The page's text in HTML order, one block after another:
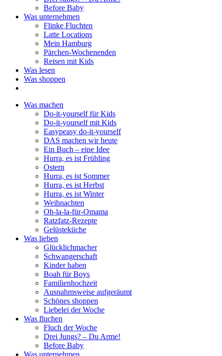
Before Baby
Was unternehmen
Flinke Fluchten
Latte Locations
Mein Hamburg
Pärchen-Wochenenden
Reisen mit Kids
Was lesen
Was shoppen
Was machen
Do-it-yourself für Kids
Do-it-yourself mit Kids
Easypeasy do-it-yourself
DAS machen wir heute
Ein Buch – eine Idee
Hurra, es ist Frühling
Ostern
Hurra, es ist Sommer
Hurra, es ist Herbst
Hurra, es ist Winter
Weihnachten
Oh-la-la-für-Omama
Ratzfatz-Rezepte
Gelüsteküche
Was lieben
Glücklichmacher
Schwangerschaft
Kinder haben
Boah für Boys
Familienhochzeit
Ausnahmsweise aufgeräumt
Schönes shoppen
Liebelei der Woche
Was fluchen
Fluch der Woche
Drei Jungs? – Du Arme!
Before Baby
Was unternehmen